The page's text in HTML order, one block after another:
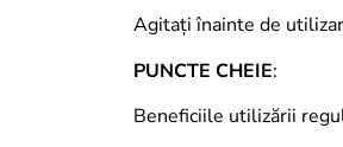
Agitați înainte de
PUNCTE CHEIE:
Beneficiile utilizării